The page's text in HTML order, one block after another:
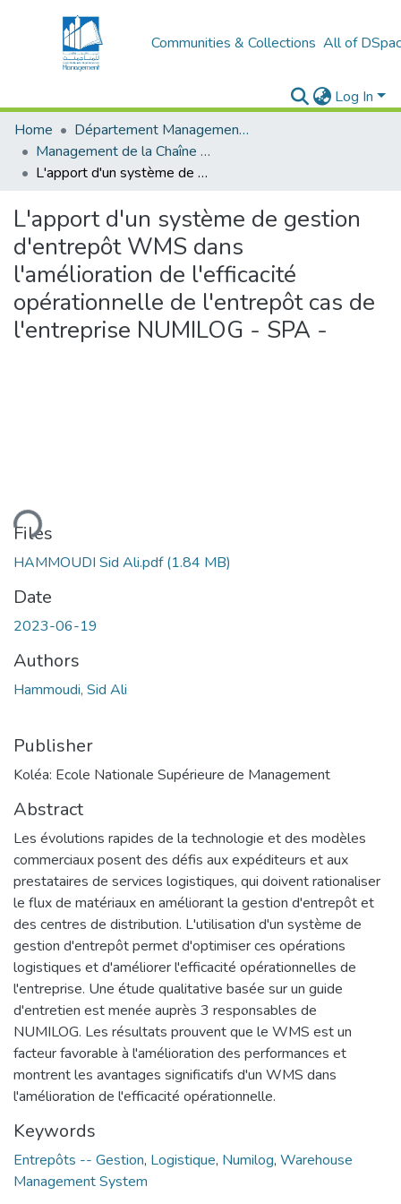
Communities & Collections All of
Log In
Home
Département Management Des Organisations
Management de la Chaîne Logistique (MCL)
L'apport d'un système de gestion d'entrepôt WMS dans l'amélioration de l'efficacité opérationnelle de l'entrepôt cas de l'entreprise NUMILOG - SPA -
L'apport d'un système de gestion
d'entrepôt WMS dans
l'amélioration de l'efficacité
opérationnelle de l'entrepôt cas de
l'entreprise NUMILOG - SPA -
Files
HAMMOUDI Sid Ali.pdf(1.84 MB)
Date
2023-06-19
Authors
Hammoudi, Sid Ali
Publisher
Koléa: Ecole Nationale Supérieure de Management
Abstract
Les évolutions rapides de la technologie et des modèles
commerciaux posent des défis aux expéditeurs et aux
prestataires de services logistiques, qui doivent rationaliser
le flux de matériaux en améliorant la gestion d'entrepôt et
des centres de distribution. L'utilisation d'un système de
gestion d'entrepôt permet d'optimiser ces opérations
logistiques et d'améliorer l'efficacité opérationnelles de
l'entreprise. Une étude qualitative basée sur un guide
d'entretien est menée auprès 3 responsables de
NUMILOG. Les résultats prouvent que le WMS est un
facteur favorable à l'amélioration des performances et
montrent les avantages significatifs d'un WMS dans
l'amélioration de l'efficacité opérationnelle.
Keywords
Entrepôts -- Gestion, Logistique, Numilog, Warehouse
Management System